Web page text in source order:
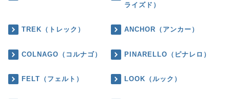
ライズド）
TREK（トレック） ANCHOR（アンカー）
COLNAGO（コルナゴ） PINARELLO（ピナレロ）
FELT（フェルト） LOOK（ルック）